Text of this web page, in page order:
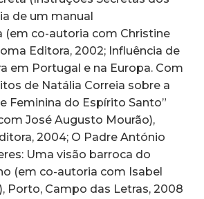
de um manual
(em co-autoria com Christine
Editora, 2002; Influência de
em Portugal e na Europa. Com
de Natália Correia sobre a
Feminina do Espírito Santo”
José Augusto Mourão),
2004; O Padre António
Uma visão barroca do
(em co-autoria com Isabel
Porto, Campo das Letras, 2008